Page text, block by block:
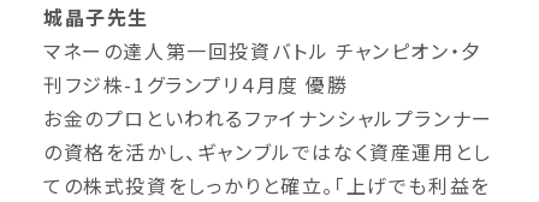
城晶子先生
マネーの達人第一回投資バトル チャンピオン・夕
刊フジ株-1グランプリ４月度 優勝
お金のプロといわれるファイナンシャルプランナー
の資格を活かし、ギャンブルではなく資産運⽤とし
ての株式投資をしっかりと確⽴。「上げでも利益を